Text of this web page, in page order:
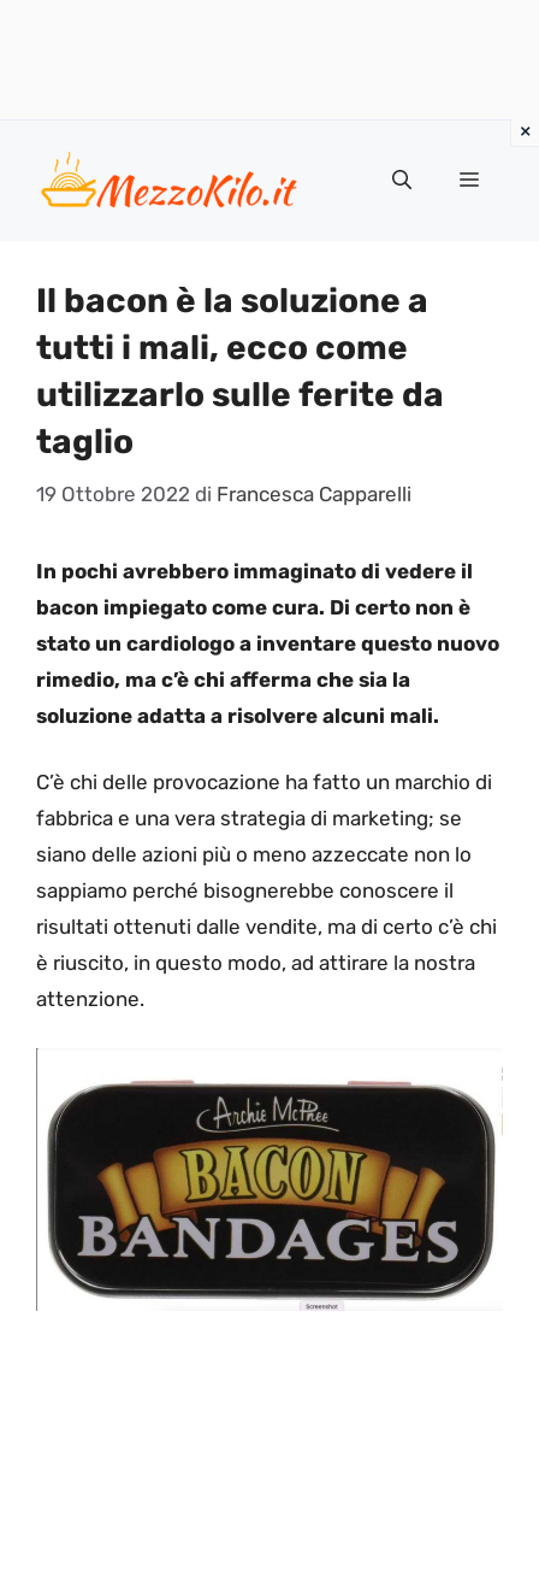
contenuto
Menu
Il bacon è la soluzione a
tutti i mali, ecco come
utilizzarlo sulle ferite da
taglio
19 Ottobre 2022 di Francesca Capparelli
In pochi avrebbero immaginato di vedere il
bacon impiegato come cura. Di certo non è
stato un cardiologo a inventare questo nuovo
rimedio, ma c’è chi afferma che sia la
soluzione adatta a risolvere alcuni mali.
C’è chi delle provocazione ha fatto un marchio di
fabbrica e una vera strategia di marketing; se
siano delle azioni più o meno azzeccate non lo
sappiamo perché bisognerebbe conoscere il
risultati ottenuti dalle vendite, ma di certo c’è chi
è riuscito, in questo modo, ad attirare la nostra
attenzione.